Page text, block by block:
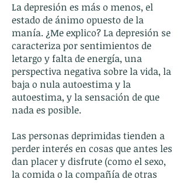
La depresión es más o menos, el
estado de ánimo opuesto de la
manía. ¿Me explico? La depresión se
caracteriza por sentimientos de
letargo y falta de energía, una
perspectiva negativa sobre la vida, la
baja o nula autoestima y la
autoestima, y la sensación de que
nada es posible.
Las personas deprimidas tienden a
perder interés en cosas que antes les
dan placer y disfrute (como el sexo,
la comida o la compañía de otras